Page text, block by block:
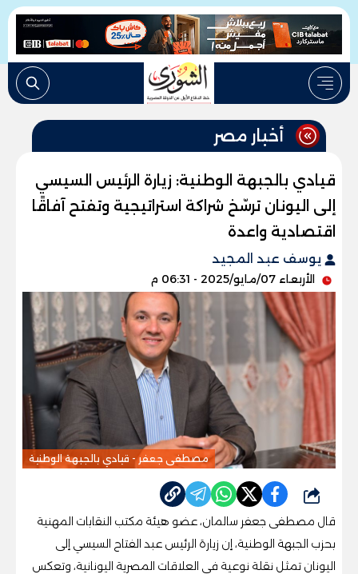
أخبار مصر
قيادي بالجبهة الوطنية: زيارة الرئيس السيسي
إلى اليونان ترسّخ شراكة استراتيجية وتفتح آفاقًا
اقتصادية واعدة
يوسف عبد المجيد
الأربعاء 07/مايو/2025 - 06:31 م
مصطفى جعفر - قيادي بالجبهة الوطنية
شارك
قال مصطفى جعفر سالمان، عضو هيئة مكتب النقابات المهنية
بحزب الجبهة الوطنية، إن زيارة الرئيس عبد الفتاح السيسي إلى
اليونان تمثل نقلة نوعية في العلاقات المصرية اليونانية، وتعكس